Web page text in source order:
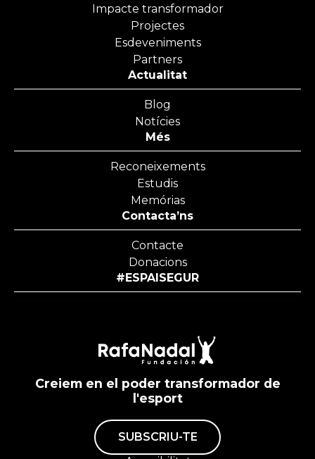
Impacte transformador
Projectes
Esdeveniments
Partners
Actualitat
Blog
Notícies
Més
Reconeixements
Estudis
Memórias
Contacta’ns
Contacte
Donacions
#ESPAISEGUR
Creiem en el poder transformador de
l'esport
SUBSCRIU-TE